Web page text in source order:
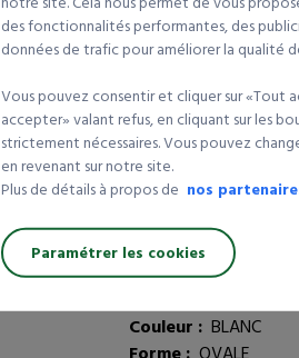
Référence article :
Longueur (cm) :50
Dimensions Lxlxh
Largeur (cm) :35
Diamètre (mm) :500
Colis de :
Composition :PSE
Dimensions Lxlxh (cm)
Hauteur (mm) :
Hauteur (cm) :
Couleur : BLANC
des fonctionnalités performantes, des
données de trafic pour améliorer la qualité
Vous pouvez consentir et cliquer sur «Tout
accepter» valant refus, en cliquant sur les
strictement nécessaires. Vous pouvez
en revenant sur notre site.
Plus de détails à propos de nos
Paramétrer les cookies